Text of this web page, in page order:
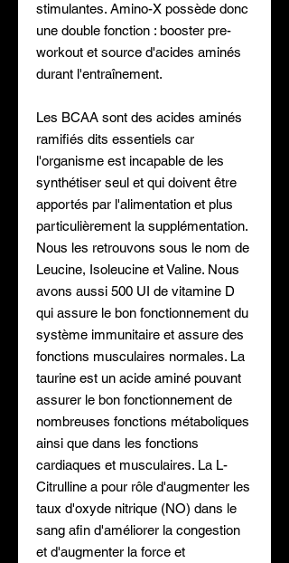
stimulantes. Amino-X possède donc
une double fonction : booster pre-
workout et source d'acides aminés
durant l'entraînement.
Les BCAA sont des acides aminés
ramifiés dits essentiels car
l'organisme est incapable de les
synthétiser seul et qui doivent être
apportés par l'alimentation et plus
particulièrement la supplémentation.
Nous les retrouvons sous le nom de
Leucine, Isoleucine et Valine. Nous
avons aussi 500 UI de vitamine D
qui assure le bon fonctionnement du
système immunitaire et assure des
fonctions musculaires normales. La
taurine est un acide aminé pouvant
assurer le bon fonctionnement de
nombreuses fonctions métaboliques
ainsi que dans les fonctions
cardiaques et musculaires. La L-
Citrulline a pour rôle d'augmenter les
taux d'oxyde nitrique (NO) dans le
sang afin d'améliorer la congestion
et d'augmenter la force et